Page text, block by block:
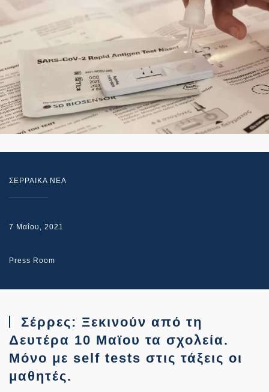
ΣΕΡΡΑΙΚΑ ΝΕΑ
7 Μαΐου, 2021
Press Room
Σέρρες: Ξεκινούν από τη
Δευτέρα 10 Μαϊου τα σχολεία.
Μόνο με self tests στις τάξεις οι
μαθητές.